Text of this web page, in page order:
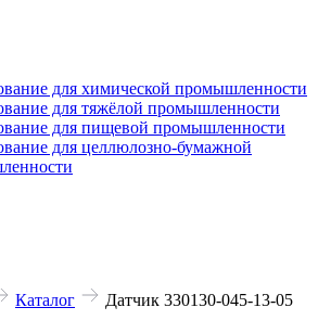
для химической промышленности
для тяжёлой промышленности
для пищевой промышленности
для целлюлозно-бумажной
Каталог
Датчик 330130-045-13-05